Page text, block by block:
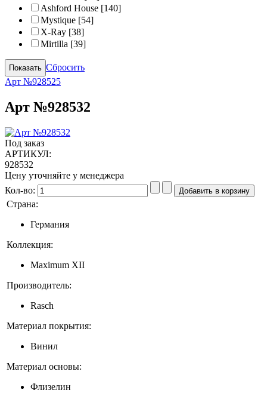
Ashford House [140]
Mystique [54]
X-Ray [38]
Mirtilla [39]
Сбросить
Арт №928525
Арт №928532
Под заказ
АРТИКУЛ:
928532
Цену уточняйте у менеджера
Кол-во:
Страна:
Германия
Коллекция:
Maximum XII
Производитель:
Rasch
Материал покрытия:
Винил
Материал основы:
Флизелин